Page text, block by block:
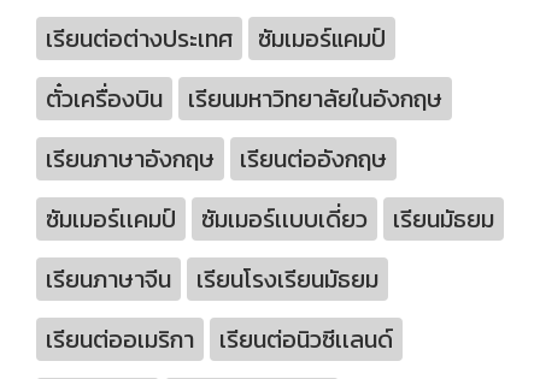
เรียนต่อต่างประเทศ
ซัมเมอร์แคมป์
ตั๋วเครื่องบิน
เรียนมหาวิทยาลัยในอังกฤษ
เรียนภาษาอังกฤษ
เรียนต่ออังกฤษ
ซัมเมอร์เเคมป์
ซัมเมอร์เเบบเดี่ยว
เรียนมัธยม
เรียนภาษาจีน
เรียนโรงเรียนมัธยม
เรียนต่ออเมริกา
เรียนต่อนิวซีเเลนด์